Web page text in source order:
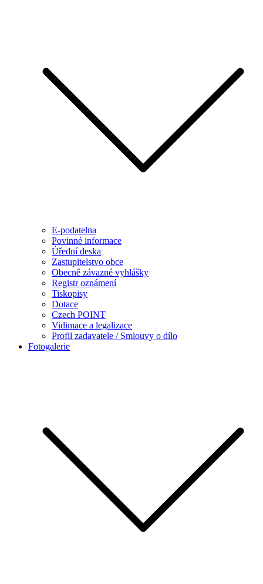
E-podatelna
Povinné informace
Úřední deska
Zastupitelstvo obce
Obecně závazné vyhlášky
Registr oznámení
Tiskopisy
Dotace
Czech POINT
Vidimace a legalizace
Profil zadavatele / Smlouvy o dílo
Fotogalerie